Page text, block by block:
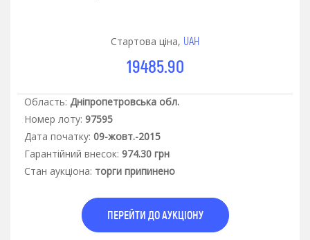
Стартова ціна, UAH
19485.90
Область: Дніпропетровська обл.
Номер лоту: 97595
Дата початку: 09-жовт.-2015
Гарантiйний внесок: 974.30 грн
Стан аукцiона: торги припинено
ПЕРЕЙТИ ДО АУКЦІОНУ